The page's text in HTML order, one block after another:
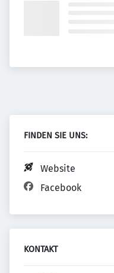
FINDEN SIE UNS:
Website
Facebook
KONTAKT